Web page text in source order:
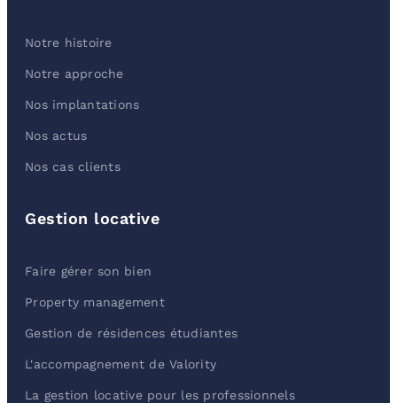
Notre histoire
Notre approche
Nos implantations
Nos actus
Nos cas clients
Gestion locative
Faire gérer son bien
Property management
Gestion de résidences étudiantes
L'accompagnement de Valority
La gestion locative pour les professionnels